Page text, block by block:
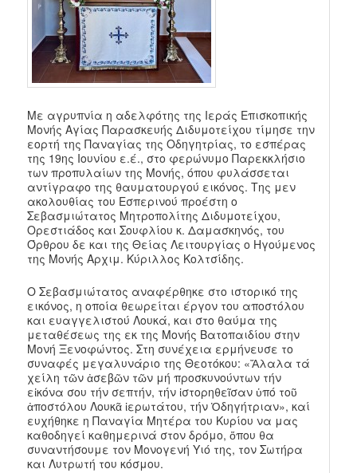
Με αγρυπνία η αδελφότης της Ιεράς Επισκοπικής
Μονής Αγίας Παρασκευής Διδυμοτείχου τίμησε την
εορτή της Παναγίας της Οδηγητρίας, το εσπέρας
της 19ης Ιουνίου ε.έ., στο φερώνυμο Παρεκκλήσιο
των προπυλαίων της Μονής, όπου φυλάσσεται
αντίγραφο της θαυματουργού εικόνος. Της μεν
ακολουθίας του Εσπερινού προέστη ο
Σεβασμιώτατος Μητροπολίτης Διδυμοτείχου,
Ορεστιάδος και Σουφλίου κ. Δαμασκηνός, του
Όρθρου δε και της Θείας Λειτουργίας ο Ηγούμενος
της Μονής Αρχιμ. Κύριλλος Κολτσίδης.
Ο Σεβασμιώτατος αναφέρθηκε στο ιστορικό της
εικόνος, η οποία θεωρείται έργον του αποστόλου
και ευαγγελιστού Λουκά, και στο θαύμα της
μεταθέσεως της εκ της Μονής Βατοπαιδίου στην
Μονή Ξενοφώντος. Στη συνέχεια ερμήνευσε το
συναφές μεγαλυνάριο της Θεοτόκου: «Ἄλαλα τά
χείλη τῶν ἀσεβῶν τῶν μή προσκυνούντων τήν
εἰκόνα σου τήν σεπτήν, τήν ἱστορηθεῖσαν ὑπό τοῦ
ἀποστόλου Λουκᾶ ἱερωτάτου, τήν Ὁδηγήτριαν», καί
ευχήθηκε η Παναγία Μητέρα του Κυρίου να μας
καθοδηγεί καθημερινά στον δρόμο, ὅπου θα
συναντήσουμε τον Μονογενή Υιό της, τον Σωτήρα
και Λυτρωτή του κόσμου.